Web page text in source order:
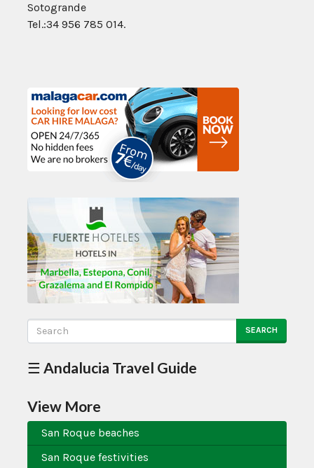
Sotogrande
Tel.:34 956 785 014.
SEARCH
☰ Andalucia Travel Guide
View More
San Roque beaches
San Roque festivities